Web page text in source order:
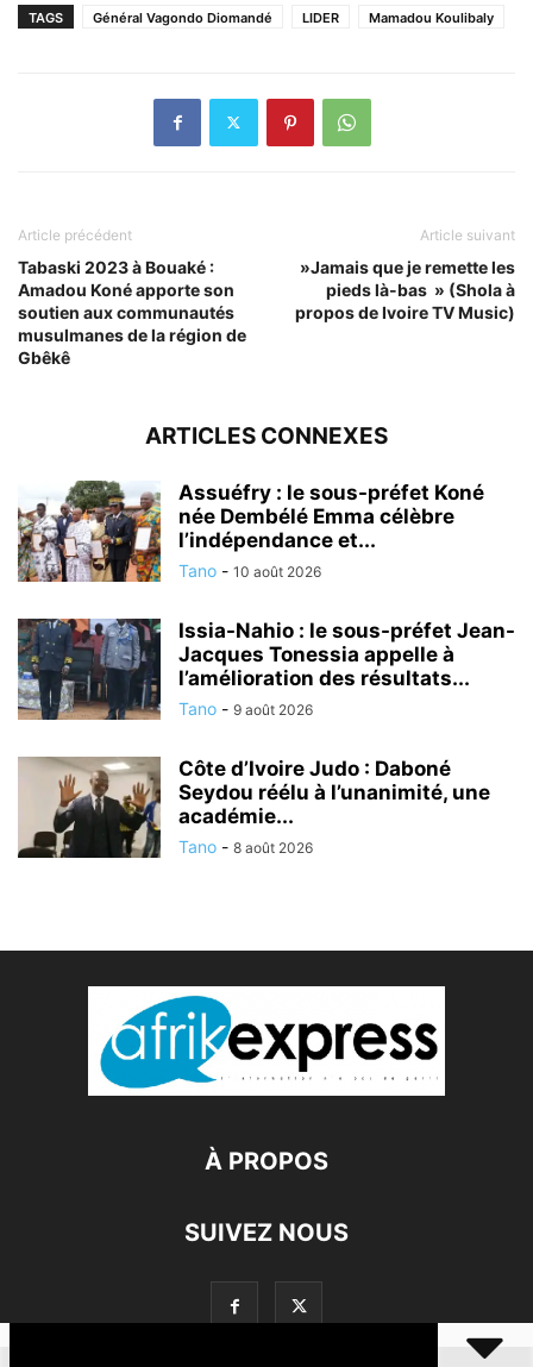
TAGS Général Vagondo Diomandé LIDER Mamadou Koulibaly
Article précédent
Tabaski 2023 à Bouaké :
Amadou Koné apporte son
soutien aux communautés
musulmanes de la région de
Gbêkê
Article suivant
»Jamais que je remette les
pieds là-bas » (Shola à
propos de Ivoire TV Music)
ARTICLES CONNEXES
Assuéfry : le sous-préfet Koné
née Dembélé Emma célèbre
l’indépendance et...
Tano - 10 août 2026
Issia-Nahio : le sous-préfet Jean-
Jacques Tonessia appelle à
l’amélioration des résultats...
Tano - 9 août 2026
Côte d’Ivoire Judo : Daboné
Seydou réélu à l’unanimité, une
académie...
Tano - 8 août 2026
À PROPOS
SUIVEZ NOUS